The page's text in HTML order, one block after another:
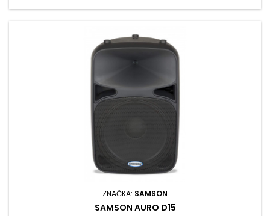
ZNAČKA: SAMSON
SAMSON AURO D15